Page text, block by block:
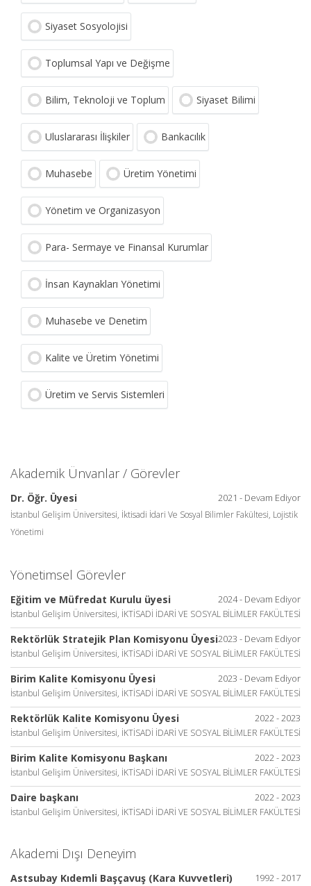
Siyaset Sosyolojisi
Toplumsal Yapı ve Değişme
Bilim, Teknoloji ve Toplum Siyaset Bilimi
Uluslararası İlişkiler Bankacılık
Muhasebe Üretim Yönetimi
Yönetim ve Organizasyon
Para- Sermaye ve Finansal Kurumlar
İnsan Kaynakları Yönetimi
Muhasebe ve Denetim
Kalite ve Üretim Yönetimi
Üretim ve Servis Sistemleri
Akademik Ünvanlar / Görevler
2021 - Devam Ediyor
Dr. Öğr. Üyesi
İstanbul Gelişim Üniversitesi, İktisadi İdari Ve Sosyal Bilimler Fakültesi, Lojistik
Yönetimi
Yönetimsel Görevler
2024 - Devam Ediyor
Eğitim ve Müfredat Kurulu üyesi
İstanbul Gelişim Üniversitesi, İKTİSADİ İDARİ VE SOSYAL BİLİMLER FAKÜLTESİ
2023 - Devam Ediyor
Rektörlük Stratejik Plan Komisyonu Üyesi
İstanbul Gelişim Üniversitesi, İKTİSADİ İDARİ VE SOSYAL BİLİMLER FAKÜLTESİ
2023 - Devam Ediyor
Birim Kalite Komisyonu Üyesi
İstanbul Gelişim Üniversitesi, İKTİSADİ İDARİ VE SOSYAL BİLİMLER FAKÜLTESİ
2022 - 2023
Rektörlük Kalite Komisyonu Üyesi
İstanbul Gelişim Üniversitesi, İKTİSADİ İDARİ VE SOSYAL BİLİMLER FAKÜLTESİ
2022 - 2023
Birim Kalite Komisyonu Başkanı
İstanbul Gelişim Üniversitesi, İKTİSADİ İDARİ VE SOSYAL BİLİMLER FAKÜLTESİ
2022 - 2023
Daire başkanı
İstanbul Gelişim Üniversitesi, İKTİSADİ İDARİ VE SOSYAL BİLİMLER FAKÜLTESİ
Akademi Dışı Deneyim
1992 - 2017
Astsubay Kıdemli Başçavuş (Kara Kuvvetleri)